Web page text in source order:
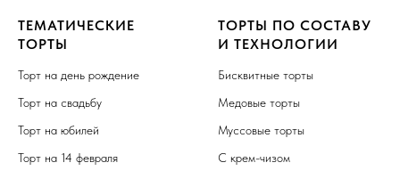
ТЕМАТИЧЕСКИЕ
ТОРТЫ
Торт на день рождение
Торт на свадьбу
Торт на юбилей
Торт на 14 февраля
ТОРТЫ ПО СОСТАВУ
И ТЕХНОЛОГИИ
Бисквитные торты
Медовые торты
Муссовые торты
С крем-чизом